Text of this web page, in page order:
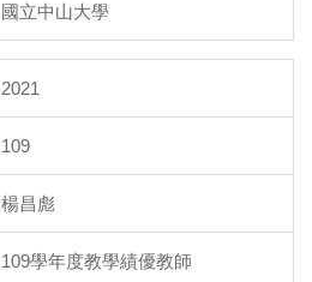
國立中山大學
2021
109
楊昌彪
109學年度教學績優教師